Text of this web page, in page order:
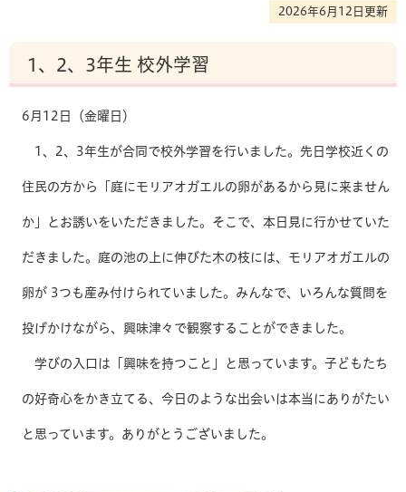
2026年6月12日更新
1、2、3年生 校外学習
6月12日（金曜日）
1、2、3年生が合同で校外学習を行いました。先日学校近くの
住民の方から「庭にモリアオガエルの卵があるから見に来ません
か」とお誘いをいただきました。そこで、本日見に行かせていた
だきました。庭の池の上に伸びた木の枝には、モリアオガエルの
卵が 3つも産み付けられていました。みんなで、いろんな質問を
投げかけながら、興味津々で観察することができました。
学びの入口は「興味を持つこと」と思っています。子どもたち
の好奇心をかき立てる、今日のような出会いは本当にありがたい
と思っています。ありがとうございました。